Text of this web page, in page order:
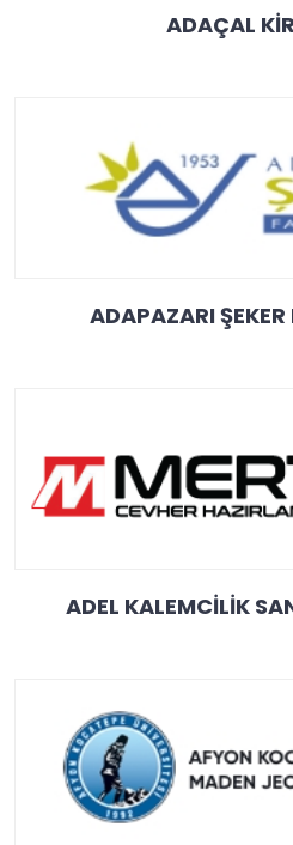
ADAÇAL
ADAPAZARI
ADEL KALEMCİLİK